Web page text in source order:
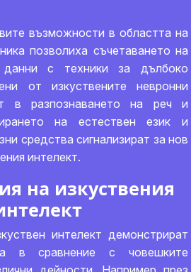
възможности в областта на
позволиха съчетаването на
с техники за дълбоко
от изкуствените невронни
в разпознаването на реч и
на естествен език и
средства сигнализират за нов
интелект.
на изкуствения
интелект демонстрират
в сравнение с човешките